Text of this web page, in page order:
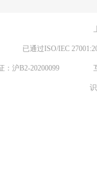
已通过ISO/IEC
：沪B2-20200099